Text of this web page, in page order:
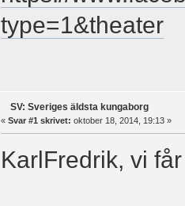
type=1&theater
SV: Sveriges äldsta kungaborg
« Svar #1 skrivet: oktober 18, 2014, 19:13 »
KarlFredrik, vi